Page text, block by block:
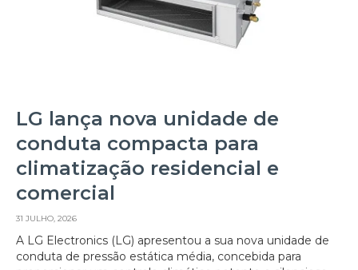
LG lança nova unidade de
conduta compacta para
climatização residencial e
comercial
31 JULHO, 2026
A LG Electronics (LG) apresentou a sua nova unidade de
conduta de pressão estática média, concebida para